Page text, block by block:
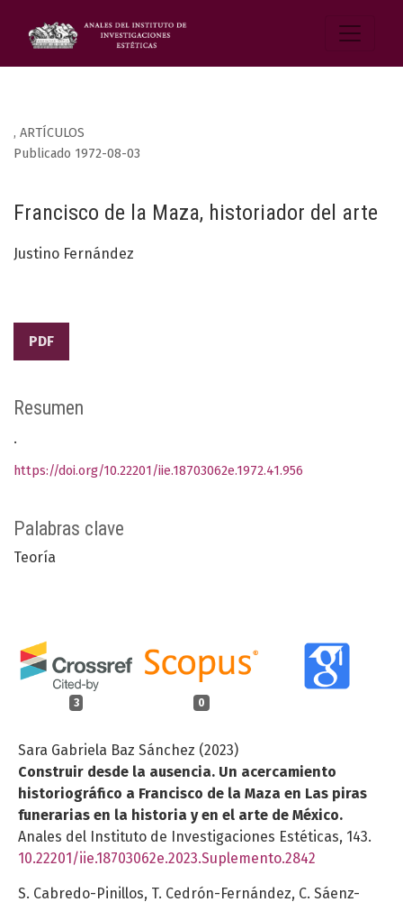
, ARTÍCULOS
Francisco de la Maza, historiador del arte
Publicado 1972-08-03
Justino Fernández
PDF
Palabras clave
Teoría
3 0
Sara Gabriela Baz Sánchez (2023)
Construir desde la ausencia. Un acercamiento
historiográfico a Francisco de la Maza en Las piras
funerarias en la historia y en el arte de México.
Anales del Instituto de Investigaciones Estéticas, 143.
10.22201/iie.18703062e.2023.Suplemento.2842
S. Cabredo-Pinillos, T. Cedrón-Fernández, C. Sáenz-
Resumen
.
https://doi.org/10.22201/iie.18703062e.1972.41.956